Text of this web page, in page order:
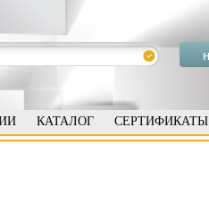
КАТАЛОГ СЕРТИФИКАТЫ